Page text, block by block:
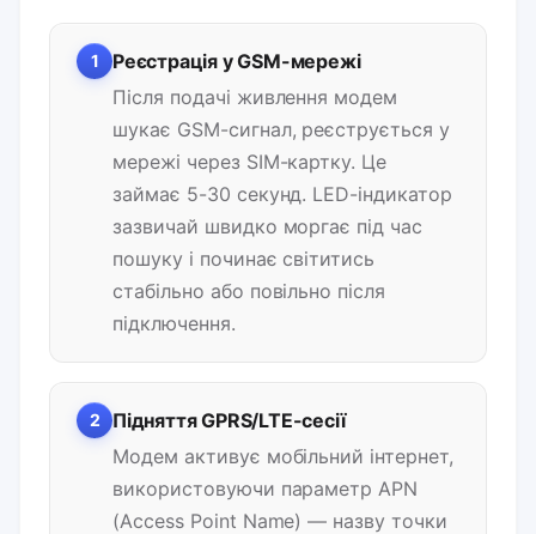
1
Реєстрація у GSM-мережі
Після подачі живлення модем
шукає GSM-сигнал, реєструється у
мережі через SIM-картку. Це
займає 5-30 секунд. LED-індикатор
зазвичай швидко моргає під час
пошуку і починає світитись
стабільно або повільно після
підключення.
2
Підняття GPRS/LTE-сесії
Модем активує мобільний інтернет,
використовуючи параметр APN
(Access Point Name) — назву точки